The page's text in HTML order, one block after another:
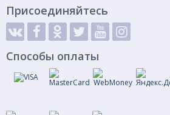
Присоединяйтесь
Способы оплаты